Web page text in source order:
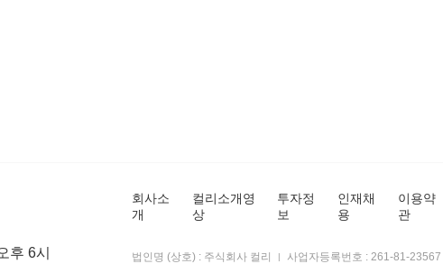
후 6시
회사소
개
컬리소개영
상
투자정
보
인재채
용
이용약
관
법인명 (상호) : 주식회사 컬리 사업자등록번호 : 261-81-23567